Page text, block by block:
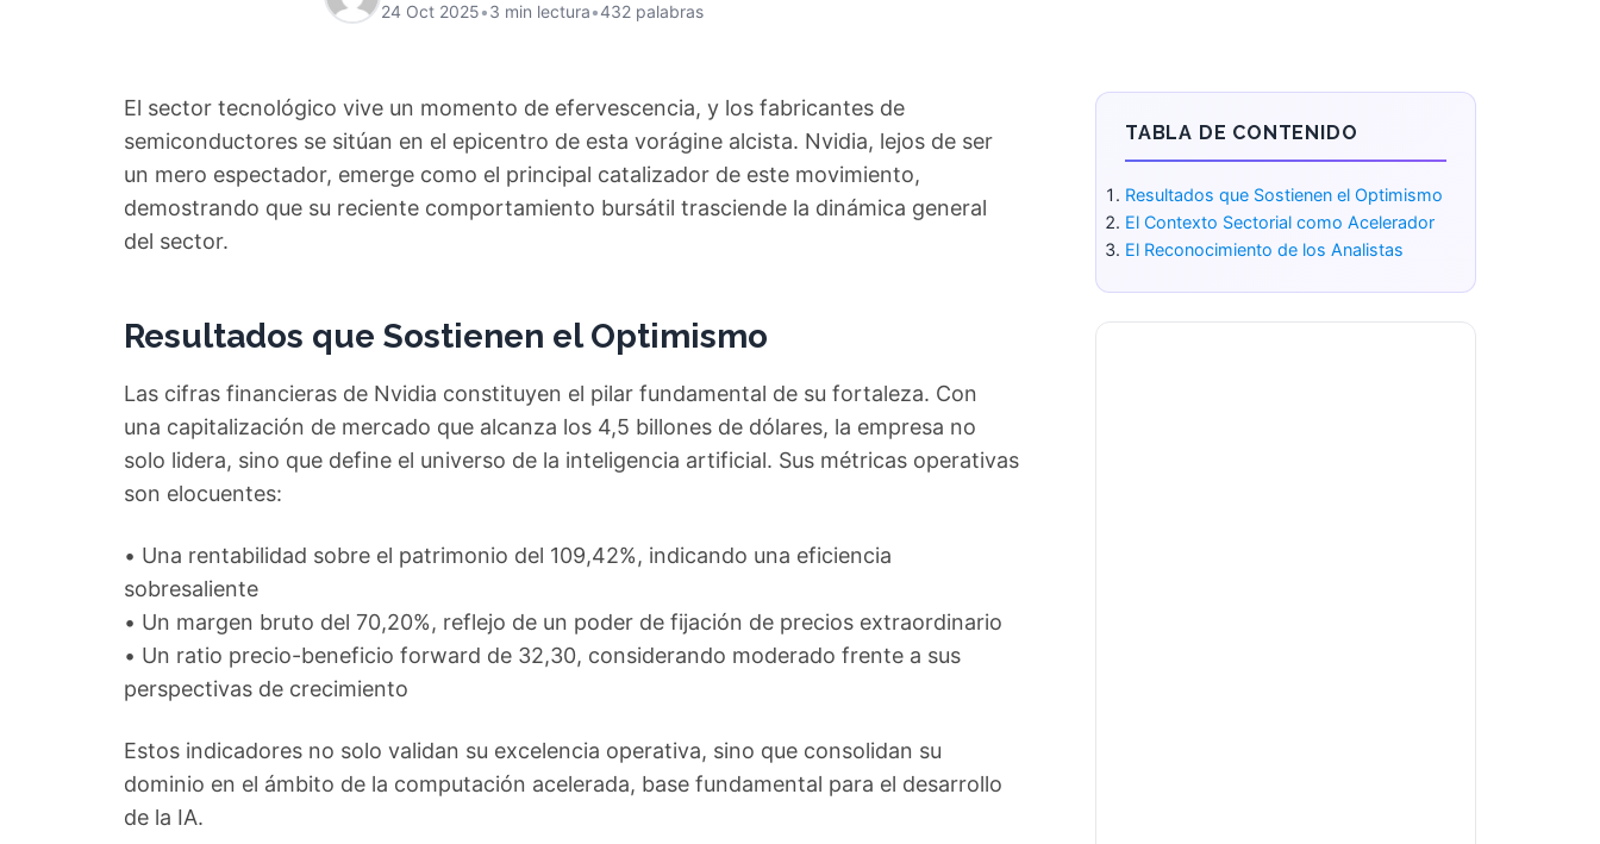
24 Oct 2025•3 min lectura•432 palabras
El sector tecnológico vive un momento de efervescencia, y los fabricantes de
semiconductores se sitúan en el epicentro de esta vorágine alcista. Nvidia, lejos de ser
un mero espectador, emerge como el principal catalizador de este movimiento,
demostrando que su reciente comportamiento bursátil trasciende la dinámica general
del sector.
Resultados que Sostienen el Optimismo
Las cifras financieras de Nvidia constituyen el pilar fundamental de su fortaleza. Con
una capitalización de mercado que alcanza los 4,5 billones de dólares, la empresa no
solo lidera, sino que define el universo de la inteligencia artificial. Sus métricas operativas
son elocuentes:
• Una rentabilidad sobre el patrimonio del 109,42%, indicando una eficiencia
sobresaliente
• Un margen bruto del 70,20%, reflejo de un poder de fijación de precios extraordinario
• Un ratio precio-beneficio forward de 32,30, considerando moderado frente a sus
perspectivas de crecimiento
Estos indicadores no solo validan su excelencia operativa, sino que consolidan su
dominio en el ámbito de la computación acelerada, base fundamental para el desarrollo
de la IA.
TABLA DE CONTENIDO
Resultados que Sostienen el
Optimismo